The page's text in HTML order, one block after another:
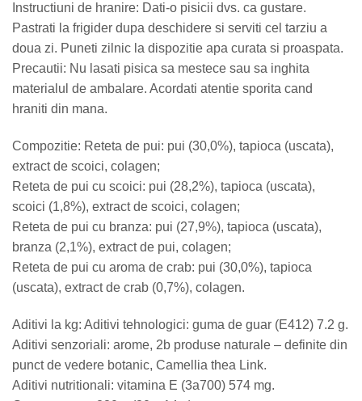
Instructiuni de hranire: Dati-o pisicii dvs. ca gustare.
Pastrati la frigider dupa deschidere si serviti cel tarziu a
doua zi. Puneti zilnic la dispozitie apa curata si proaspata.
Precautii: Nu lasati pisica sa mestece sau sa inghita
materialul de ambalare. Acordati atentie sporita cand
hraniti din mana.
Compozitie: Reteta de pui: pui (30,0%), tapioca (uscata),
extract de scoici, colagen;
Reteta de pui cu scoici: pui (28,2%), tapioca (uscata),
scoici (1,8%), extract de scoici, colagen;
Reteta de pui cu branza: pui (27,9%), tapioca (uscata),
branza (2,1%), extract de pui, colagen;
Reteta de pui cu aroma de crab: pui (30,0%), tapioca
(uscata), extract de crab (0,7%), colagen.
Aditivi la kg: Aditivi tehnologici: guma de guar (E412) 7.2 g.
Aditivi senzoriali: arome, 2b produse naturale – definite din
punct de vedere botanic, Camellia thea Link.
Aditivi nutritionali: vitamina E (3a700) 574 mg.